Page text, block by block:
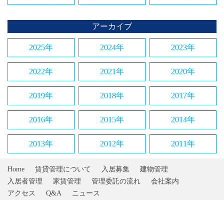
アーカイブ
2025年 2024年 2023年
2022年 2021年 2020年
2019年 2018年 2017年
2016年 2015年 2014年
2013年 2012年 2011年
Home 賃貸管理について 入居募集
建物管理
入居者管理
家賃管理 管理委託の流れ
会社案内
アクセス
Q&A ニュース